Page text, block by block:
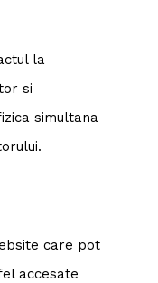
la
si
simultana
care pot
accesate